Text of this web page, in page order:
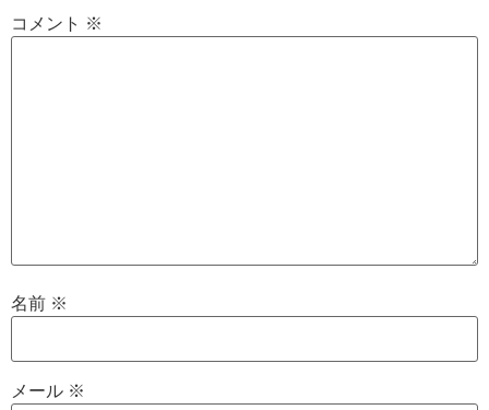
コメント ※
名前 ※
メール ※